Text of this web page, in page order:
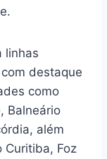
linhas
destaque
como
Balneário
além
Curitiba, Foz